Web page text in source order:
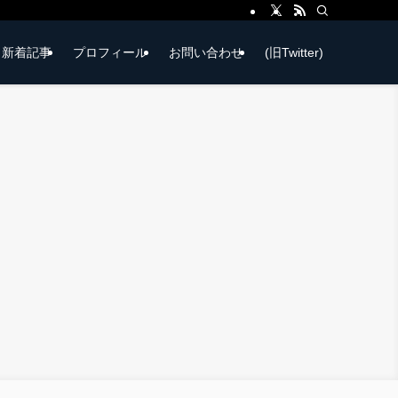
新着記事 プロフィール お問い合わせ (旧Twitter)